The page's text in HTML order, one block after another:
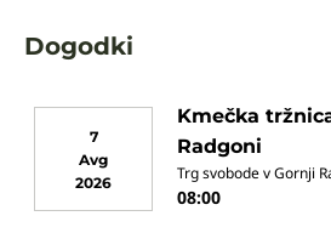
Dogodki
7
Avg
2026
Kmečka
Radgoni
Trg svobode v Gornji
08:00